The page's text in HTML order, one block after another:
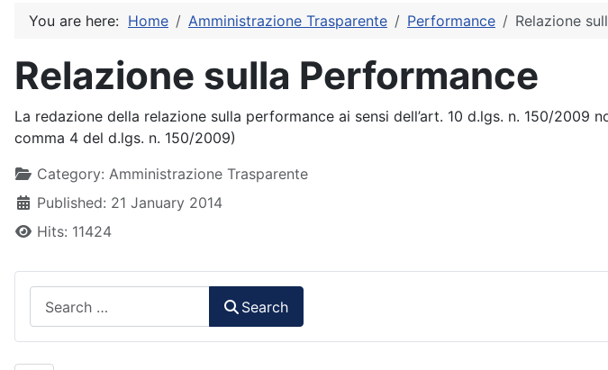
You are here: Home Amministrazione Trasparente Performance Relazione
Relazione sulla Performance
La redazione della relazione sulla performance ai sensi dell’art. 10 d.lgs. n. 150/2009
comma 4 del d.lgs. n. 150/2009)
DetailsCategory: Amministrazione Trasparente
Published: 21 January 2014
Hits: 11424
Search